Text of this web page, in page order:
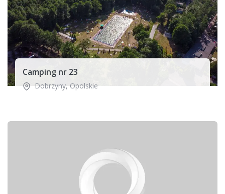
Camping nr 23
Dobrzyny, Opolskie